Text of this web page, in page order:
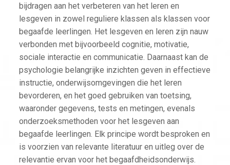
bijdragen aan het verbeteren van het leren en
lesgeven in zowel reguliere klassen als klassen voor
begaafde leerlingen. Het lesgeven en leren zijn nauw
verbonden met bijvoorbeeld cognitie, motivatie,
sociale interactie en communicatie. Daarnaast kan de
psychologie belangrijke inzichten geven in effectieve
instructie, onderwijsomgevingen die het leren
bevorderen, en het goed gebruiken van toetsing,
waaronder gegevens, tests en metingen, evenals
onderzoeksmethoden voor het lesgeven aan
begaafde leerlingen. Elk principe wordt besproken en
is voorzien van relevante literatuur en uitleg over de
relevantie ervan voor het begaafdheidsonderwijs.